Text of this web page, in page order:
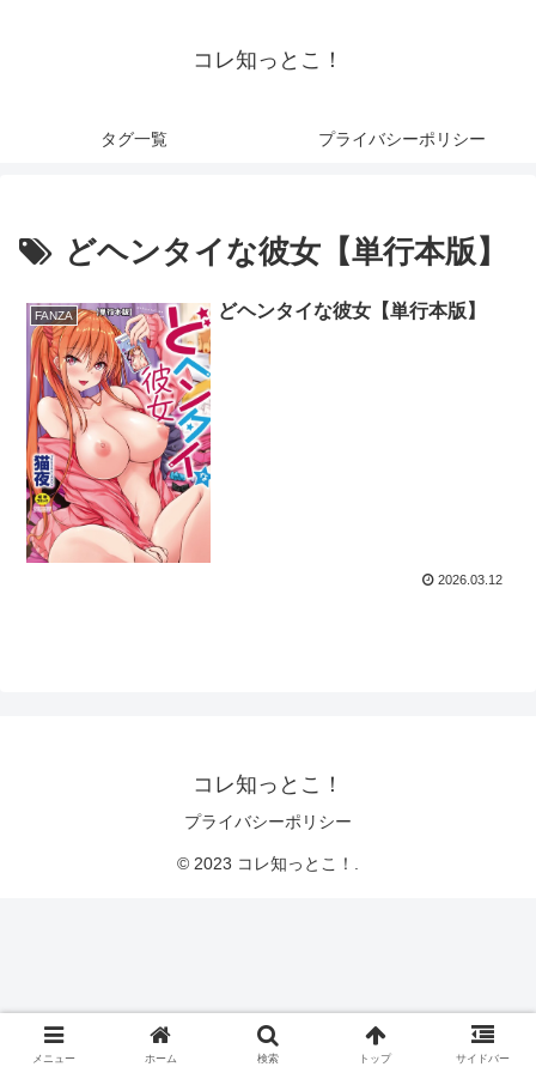
コレ知っとこ！
タグ一覧 プライバシーポリシー
どヘンタイな彼女【単行本版】
FANZA どヘンタイな彼女【単行本版】
2026.03.12
コレ知っとこ！
プライバシーポリシー
© 2023 コレ知っとこ！.
メニュー ホーム 検索 トップ サイドバー